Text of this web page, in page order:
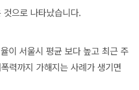
으로 나타났습니다.
이 서울시 평균 보다 높고 최근 주
력까지 가해지는 사례가 생기면